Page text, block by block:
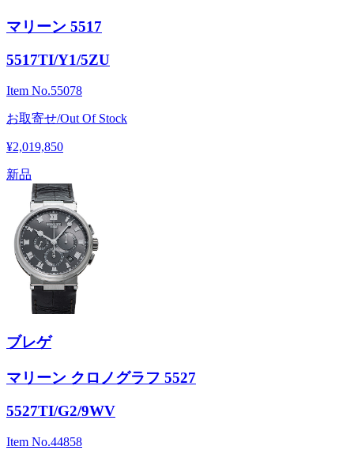
マリーン 5517
5517TI/Y1/5ZU
Item No.55078
お取寄せ/Out Of Stock
¥2,019,850
新品
ブレゲ
マリーン クロノグラフ 5527
5527TI/G2/9WV
Item No.44858